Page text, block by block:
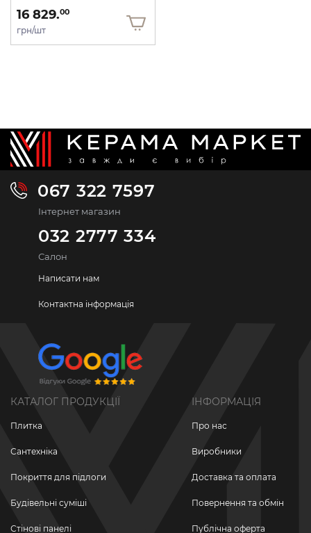
16 829.00
грн/шт
067 322 7597
Інтернет магазин
032 2777 334
Салон
Написати нам
Контактна інформація
КАТАЛОГ ПРОДУКЦІЇ
Плитка
Сантехніка
Покриття для підлоги
Будівельні суміші
Стінові панелі
ІНФОРМАЦІЯ
Про нас
Виробники
Доставка та оплата
Повернення та обмін
Публічна оферта